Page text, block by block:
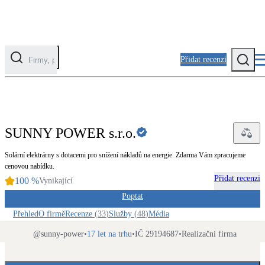
Přidat recenzi
Solární ohřev vody
Zateplení
PROFI
SUNNY POWER s.r.o.
Solární elektrárny s dotacemi pro snížení nákladů na energie. Zdarma Vám zpracujeme
cenovou nabídku.
100 %Vynikající
Přidat recenzi
Poptat
PřehledO firměRecenze (33)Služby (48)Média
@sunny-power•17 let na trhu•IČ 29194687•Realizační firma